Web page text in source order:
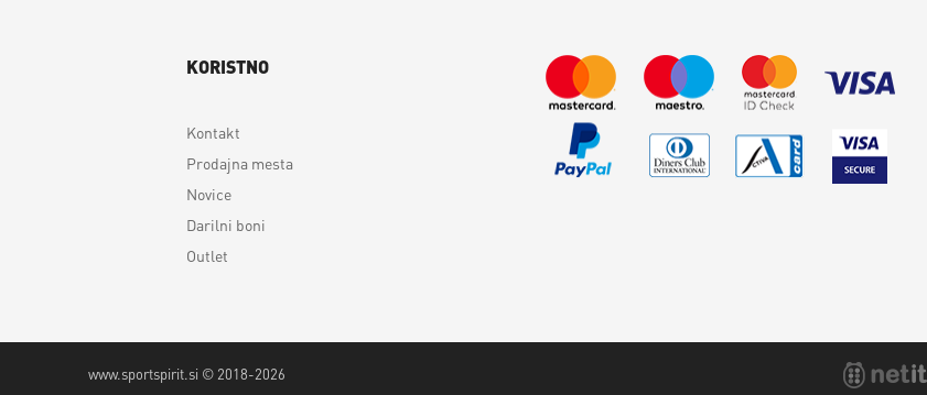
KORISTNO
Kontakt
Prodajna mesta
Novice
Darilni boni
Outlet
www.sportspirit.si © 2018-2026